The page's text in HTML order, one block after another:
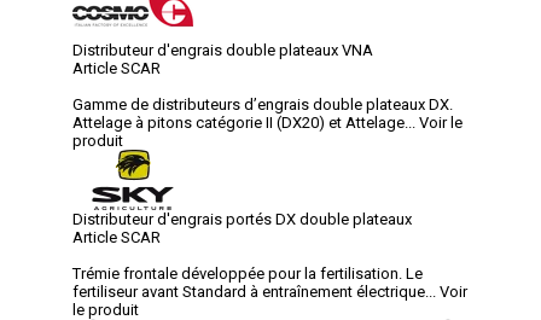
Distributeur d'engrais double plateaux VNA
Article SCAR
Gamme de distributeurs d’engrais double plateaux DX.
Attelage à pitons catégorie II (DX20) et Attelage...
Voir le
produit
Distributeur d'engrais portés DX double plateaux
Article SCAR
Trémie frontale développée pour la fertilisation. Le
fertiliseur avant Standard à entraînement électrique...
Voir
le produit